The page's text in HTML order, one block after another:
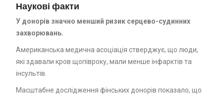
Наукові факти
У донорів значно менший ризик серцево-судинних
захворювань.
Американська медична асоціація стверджує, що люди,
які здавали кров щопівроку, мали менше інфарктів та
інсультів.
Масштабне дослідження фінських донорів показало, що